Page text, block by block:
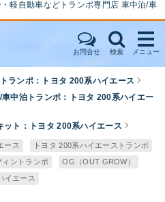
軽自動車などトランポ専門店 車中泊/車
お問合せ 検索 メニュー
ランポ：トヨタ 200系ハイエース
車中泊トランポ：トヨタ 200系ハイエー
ット：トヨタ 200系ハイエース
ース
トヨタ 200系ハイエーストランポ
ィントランポ
OG（OUT GROW）
イエース